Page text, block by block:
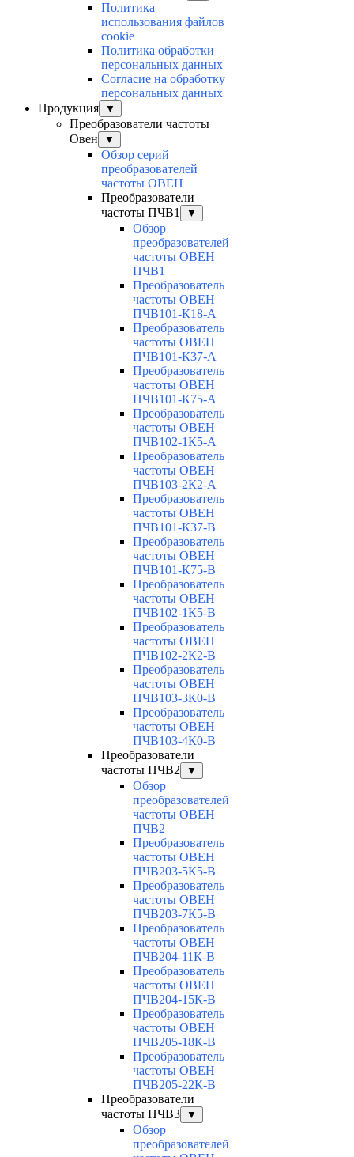
Политика
использования файлов
cookie
Политика обработки
персональных данных
Согласие на обработку
персональных данных
Продукция
▼
Преобразователи частоты
Овен
▼
Обзор серий
преобразователей
частоты ОВЕН
Преобразователи
частоты ПЧВ1
▼
Обзор
преобразователей
частоты ОВЕН
ПЧВ1
Преобразователь
частоты ОВЕН
ПЧВ101-К18-А
Преобразователь
частоты ОВЕН
ПЧВ101-К37-А
Преобразователь
частоты ОВЕН
ПЧВ101-К75-А
Преобразователь
частоты ОВЕН
ПЧВ102-1К5-А
Преобразователь
частоты ОВЕН
ПЧВ103-2К2-А
Преобразователь
частоты ОВЕН
ПЧВ101-К37-В
Преобразователь
частоты ОВЕН
ПЧВ101-К75-В
Преобразователь
частоты ОВЕН
ПЧВ102-1К5-В
Преобразователь
частоты ОВЕН
ПЧВ102-2К2-В
Преобразователь
частоты ОВЕН
ПЧВ103-3К0-В
Преобразователь
частоты ОВЕН
ПЧВ103-4К0-В
Преобразователи
частоты ПЧВ2
▼
Обзор
преобразователей
частоты ОВЕН
ПЧВ2
Преобразователь
частоты ОВЕН
ПЧВ203-5К5-В
Преобразователь
частоты ОВЕН
ПЧВ203-7К5-В
Преобразователь
частоты ОВЕН
ПЧВ204-11К-В
Преобразователь
частоты ОВЕН
ПЧВ204-15К-В
Преобразователь
частоты ОВЕН
ПЧВ205-18К-В
Преобразователь
частоты ОВЕН
ПЧВ205-22К-В
Преобразователи
частоты ПЧВ3
▼
Обзор
преобразователей